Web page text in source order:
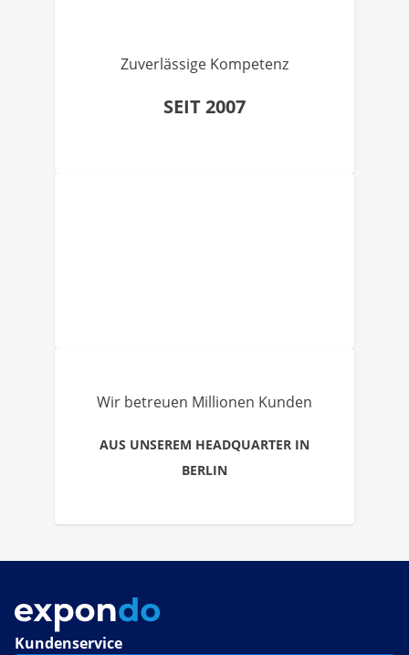
Zuverlässige Kompetenz
SEIT 2007
Wir betreuen Millionen Kunden
AUS UNSEREM HEADQUARTER IN
BERLIN
Kundenservice